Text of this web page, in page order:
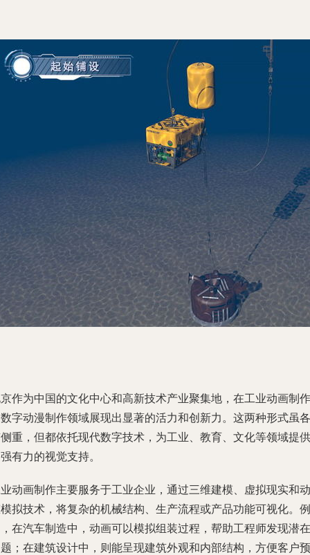
作为中国的文化中心和高新技术产业聚集地，在工业动画制作
字动漫制作领域展现出显著的活力和创新力。这两种形式虽各
重，但都依托现代数字技术，为工业、教育、文化等领域提供
有力的视觉支持。
动画制作主要服务于工业企业，通过三维建模、虚拟现实和动
拟技术，将复杂的机械结构、生产流程或产品功能可视化。例
在汽车制造中，动画可以模拟组装过程，帮助工程师发现潜在
；在建筑设计中，则能呈现建筑外观和内部结构，方便客户预